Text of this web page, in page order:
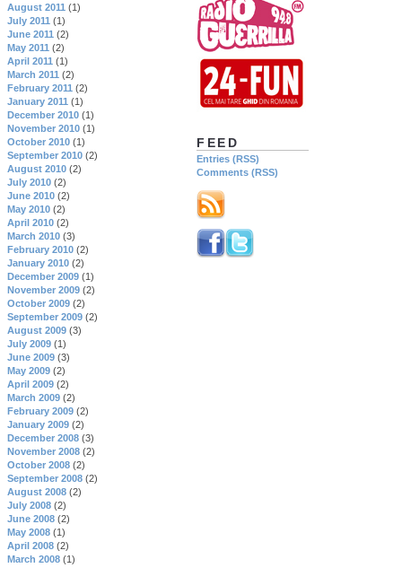
FEED
Entries (RSS)
Comments (RSS)
August 2011 (1)
July 2011 (1)
June 2011 (2)
May 2011 (2)
April 2011 (1)
March 2011 (2)
February 2011 (2)
January 2011 (1)
December 2010 (1)
November 2010 (1)
October 2010 (1)
September 2010 (2)
August 2010 (2)
July 2010 (2)
June 2010 (2)
May 2010 (2)
April 2010 (2)
March 2010 (3)
February 2010 (2)
January 2010 (2)
December 2009 (1)
November 2009 (2)
October 2009 (2)
September 2009 (2)
August 2009 (3)
July 2009 (1)
June 2009 (3)
May 2009 (2)
April 2009 (2)
March 2009 (2)
February 2009 (2)
January 2009 (2)
December 2008 (3)
November 2008 (2)
October 2008 (2)
September 2008 (2)
August 2008 (2)
July 2008 (2)
June 2008 (2)
May 2008 (1)
April 2008 (2)
March 2008 (1)